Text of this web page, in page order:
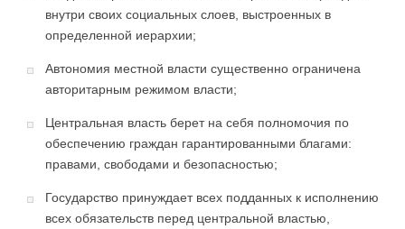
внутри своих социальных слоев, выстроенных в
определенной иерархии;
Автономия местной власти существенно ограничена
авторитарным режимом власти;
Центральная власть берет на себя полномочия по
обеспечению граждан гарантированными благами:
правами, свободами и безопасностью;
Государство принуждает всех подданных к исполнению
всех обязательств перед центральной властью,